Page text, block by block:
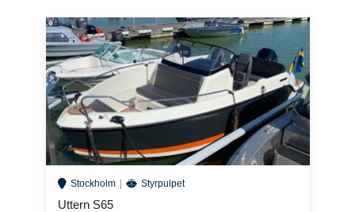
Stockholm Styrpulpet
Uttern S65